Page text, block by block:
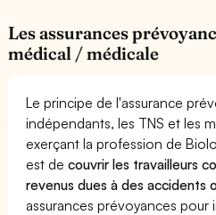
Les assurances
médical / médicale
Le principe de l'assurance
indépendants, les TNS et les
exerçant la profession de
est decouvrir les travailleurs
revenus dues à des accidents
assurances prévoyances